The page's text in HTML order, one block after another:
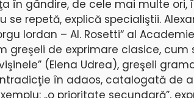
în gândire, de cele mai multe ori,
repetă, explică specialiştii.
Iordan – Al. Rosetti“ al
greşeli de exprimare clasice,
(Elena Udrea), greşeli
în adaos, catalogată de